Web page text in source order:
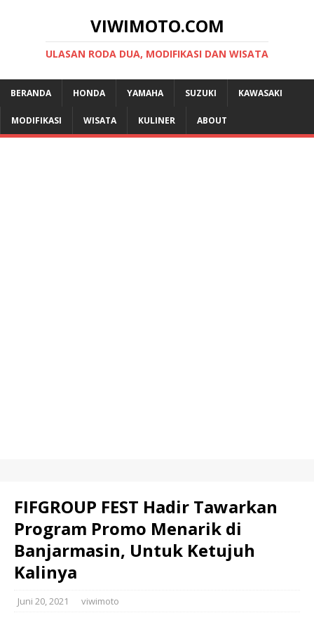
VIWIMOTO.COM
ULASAN RODA DUA, MODIFIKASI DAN WISATA
BERANDA HONDA YAMAHA SUZUKI KAWASAKI
MODIFIKASI WISATA KULINER ABOUT
FIFGROUP FEST Hadir Tawarkan
Program Promo Menarik di
Banjarmasin, Untuk Ketujuh
Kalinya
Juni 20, 2021 viwimoto